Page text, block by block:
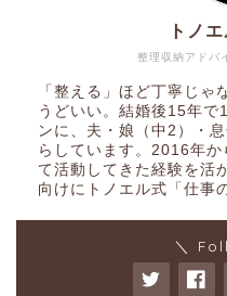
整理収納アドバ
トノ
「整える」ほど丁寧じゃ
うどいい。結婚後15年で
ンに、夫・娘（中2）・
らしています。2016年
て活動してきた経験を活
向けにトノエル式「仕事
＼